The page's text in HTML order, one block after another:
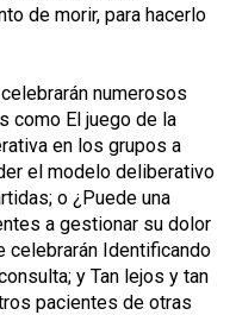
de morir, para hacerlo
numerosos
como El juego de la
en los grupos a
el modelo deliberativo
o ¿Puede una
a gestionar su dolor
celebrarán Identificando
y Tan lejos y tan
pacientes de otras